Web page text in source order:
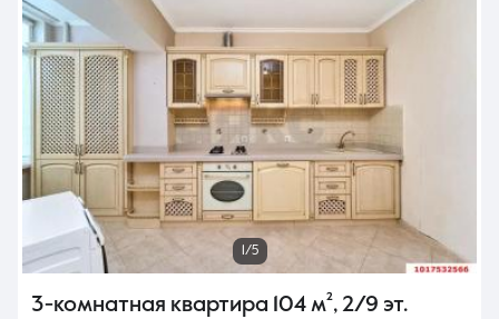
1/5
3-комнатная квартира 104 м², 2/9 эт.